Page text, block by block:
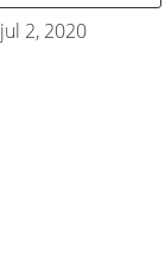
jul 2, 2020